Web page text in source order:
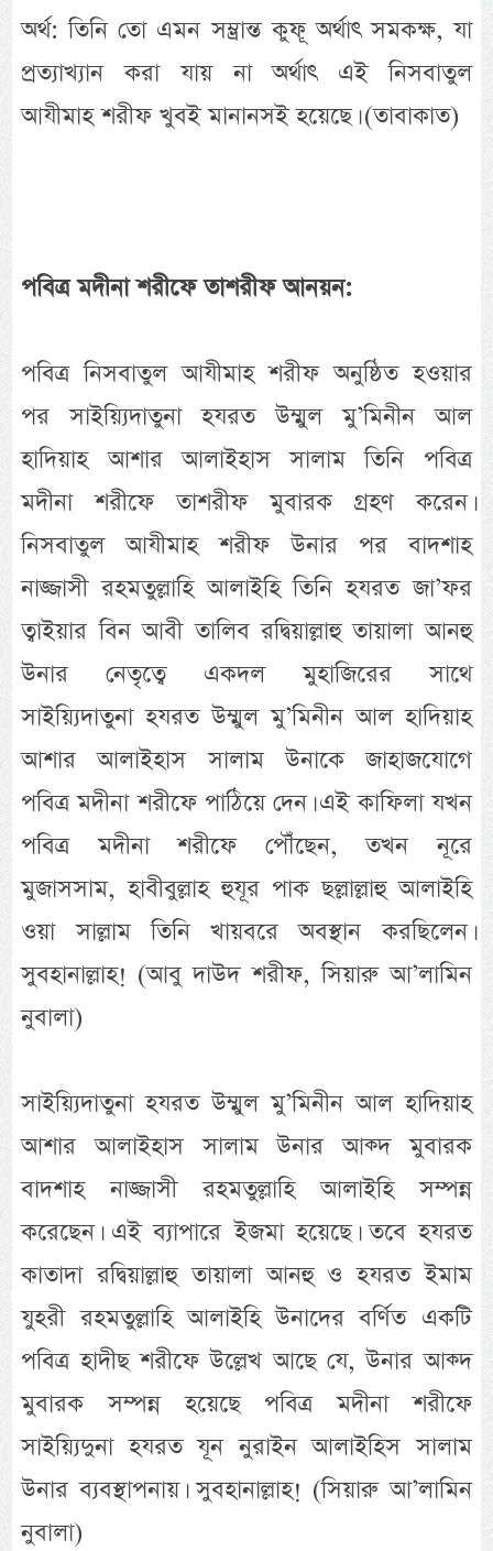
অর্থ: তিনি তো এমন সম্ভ্রান্ত কুফূ অর্থাৎ সমকক্ষ, যা
প্রত্যাখ্যান করা যায় না অর্থাৎ এই নিসবাতুল
আযীমাহ শরীফ খুবই মানানসই হয়েছে। (তাবাকাত)
পবিত্র মদীনা শরীফে তাশরীফ আনয়ন:
পবিত্র নিসবাতুল আযীমাহ শরীফ অনুষ্ঠিত হওয়ার
পর সাইয়্যিদাতুনা হযরত উম্মুল মু’মিনীন আল
হাদিয়াহ আশার আলাইহাস সালাম তিনি পবিত্র
মদীনা শরীফে তাশরীফ মুবারক গ্রহণ করেন।
নিসবাতুল আযীমাহ শরীফ উনার পর বাদশাহ
নাজ্জাসী রহমতুল্লাহি আলাইহি তিনি হযরত জা’ফর
ত্বাইয়ার বিন আবী তালিব রদ্বিয়াল্লাহু তায়ালা আনহু
উনার নেতৃত্বে একদল মুহাজিরের সাথে
সাইয়্যিদাতুনা হযরত উম্মুল মু’মিনীন আল হাদিয়াহ
আশার আলাইহাস সালাম উনাকে জাহাজযোগে
পবিত্র মদীনা শরীফে পাঠিয়ে দেন। এই কাফিলা যখন
পবিত্র মদীনা শরীফে পৌঁছেন, তখন নূরে
মুজাসসাম, হাবীবুল্লাহ হুযূর পাক ছল্লাল্লাহু আলাইহি
ওয়া সাল্লাম তিনি খায়বরে অবস্থান করছিলেন।
সুবহানাল্লাহ! (আবু দাউদ শরীফ, সিয়ারু আ’লামিন
নুবালা)
সাইয়্যিদাতুনা হযরত উম্মুল মু’মিনীন আল হাদিয়াহ
আশার আলাইহাস সালাম উনার আক্দ মুবারক
বাদশাহ নাজ্জাসী রহমতুল্লাহি আলাইহি সম্পন্ন
করেছেন। এই ব্যাপারে ইজমা হয়েছে। তবে হযরত
কাতাদা রদ্বিয়াল্লাহু তায়ালা আনহু ও হযরত ইমাম
যুহরী রহমতুল্লাহি আলাইহি উনাদের বর্ণিত একটি
পবিত্র হাদীছ শরীফে উল্লেখ আছে যে, উনার আক্দ
মুবারক সম্পন্ন হয়েছে পবিত্র মদীনা শরীফে
সাইয়্যিদুনা হযরত যূন নুরাইন আলাইহিস সালাম
উনার ব্যবস্থাপনায়। সুবহানাল্লাহ! (সিয়ারু আ’লামিন
নুবালা)